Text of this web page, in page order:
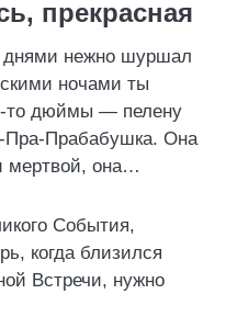
прекрасная
днями нежно шуршал
ночами ты
то дюймы — пелену
Пра-Прабабушка. Она
мертвой, она…
События,
когда близился
Встречи, нужно